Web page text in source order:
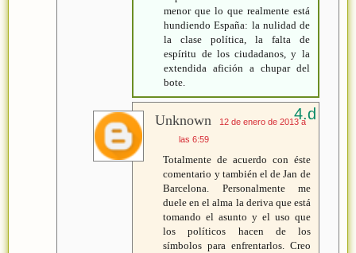
menor que lo que realmente está
hundiendo España: la nulidad de
la clase política, la falta de
espíritu de los ciudadanos, y la
extendida afición a chupar del
bote.
Unknown
12 de enero de 2013 a
las 6:59
Totalmente de acuerdo con éste
comentario y también el de Jan de
Barcelona. Personalmente me
duele en el alma la deriva que está
tomando el asunto y el uso que
los políticos hacen de los
símbolos para enfrentarlos. Creo